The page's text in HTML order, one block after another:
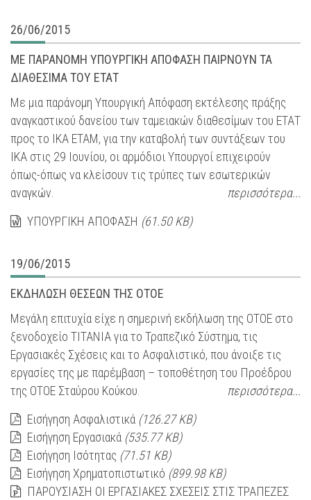
26/06/2015
ΜΕ ΠΑΡΑΝΟΜΗ ΥΠΟΥΡΓΙΚΗ ΑΠΟΦΑΣΗ ΠΑΙΡΝΟΥΝ ΤΑ
ΔΙΑΘΕΣΙΜΑ ΤΟΥ ΕΤΑΤ
Με μια παράνομη Υπουργική Απόφαση εκτέλεσης πράξης
αναγκαστικού δανείου των ταμειακών διαθεσίμων του ΕΤΑΤ
προς το ΙΚΑ ΕΤΑΜ, για την καταβολή των συντάξεων του
ΙΚΑ στις 29 Ιουνίου, οι αρμόδιοι Υπουργοί επιχειρούν
όπως-όπως να κλείσουν τις τρύπες των εσωτερικών
αναγκών.
περισσότερα...
ΥΠΟΥΡΓΙΚΗ ΑΠΟΦΑΣΗ (61.50 KB)
19/06/2015
ΕΚΔΗΛΩΣΗ ΘΕΣΕΩΝ ΤΗΣ ΟΤΟΕ
Μεγάλη επιτυχία είχε η σημερινή εκδήλωση της ΟΤΟΕ στο
ξενοδοχείο ΤΙΤΑΝΙΑ για το Τραπεζικό Σύστημα, τις
Εργασιακές Σχέσεις και το Ασφαλιστικό, που άνοιξε τις
εργασίες της με παρέμβαση – τοποθέτηση του Προέδρου
της ΟΤΟΕ Σταύρου Κούκου.
περισσότερα...
Εισήγηση Ασφαλιστικά (126.27 KB)
Εισήγηση Εργασιακά (535.77 KB)
Εισήγηση Ισότητας (71.51 KB)
Εισήγηση Χρηματοπιστωτικό (899.98 KB)
ΠΑΡΟΥΣΙΑΣΗ ΟΙ ΕΡΓΑΣΙΑΚΕΣ ΣΧΕΣΕΙΣ ΣΤΙΣ ΤΡΑΠΕΖΕΣ